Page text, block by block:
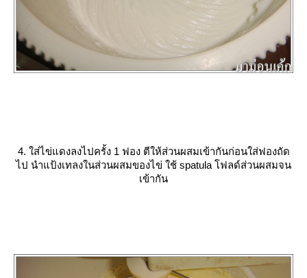
4. ใส่ไข่แดงลงไปครั้ง 1 ฟอง ตีให้ส่วนผสมเข้ากันก่อนใส่ฟองถัด
ไป นำแป้งเทลงในส่วนผสมของไข่ ใช้ spatula โฟลด์ส่วนผสมจน
เข้ากัน